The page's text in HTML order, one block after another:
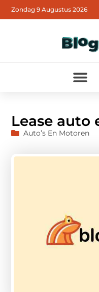
Zondag 9 Augustus 2026
Lease auto
Auto’s En Motoren